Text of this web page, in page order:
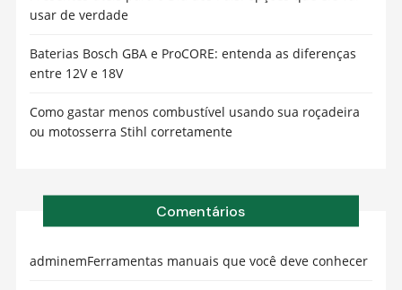
usar de verdade
Baterias Bosch GBA e ProCORE: entenda as diferenças
entre 12V e 18V
Como gastar menos combustível usando sua roçadeira
ou motosserra Stihl corretamente
Comentários
adminemFerramentas manuais que você deve conhecer